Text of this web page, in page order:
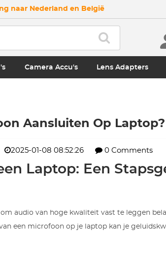
naar Nederland en België
Camera Accu's Lens Adapters
Aansluiten Op Laptop?
2025-01-08 08:52:26 0 Comments
Laptop: Een
audio van hoge kwaliteit vast te leggen
een microfoon op je laptop kan je